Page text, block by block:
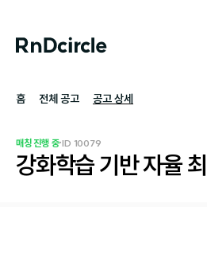
매칭 진행 중·ID 10079
강화학습 기반 자율
홈 전체 공고 공고 상세